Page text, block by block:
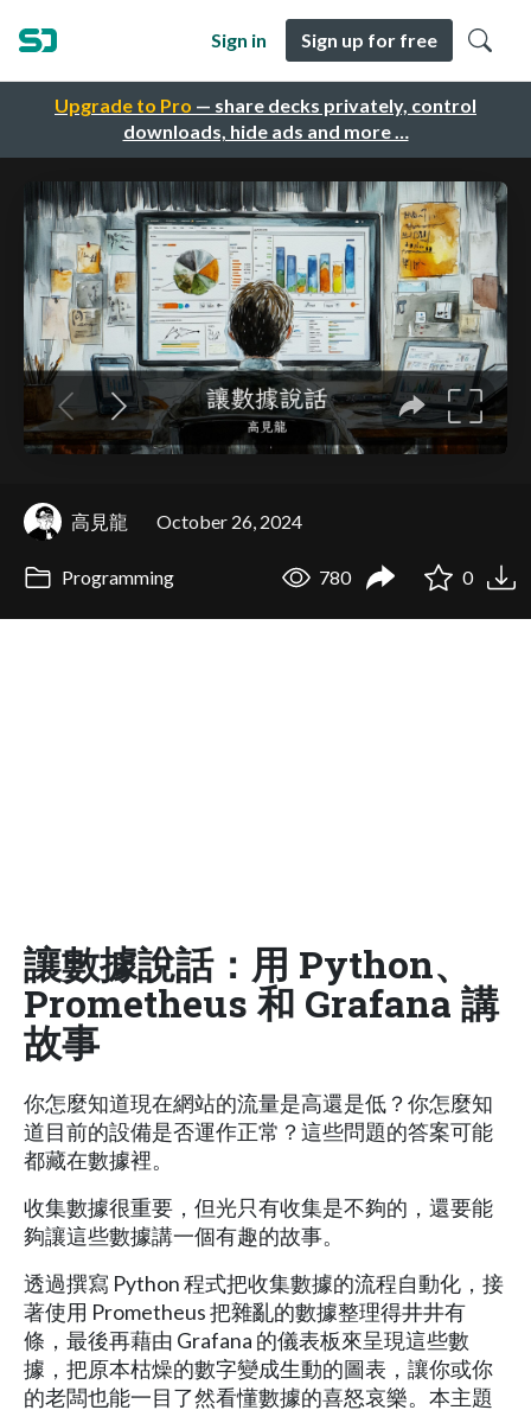
Upgrade to Pro — share decks privately, control
downloads, hide ads and more …
Sign in Sign up for free
高見龍 October 26, 2024
Programming 780 0
讓數據說話：用 Python、
Prometheus 和 Grafana 講
故事
你怎麼知道現在網站的流量是高還是低？你怎麼知
道目前的設備是否運作正常？這些問題的答案可能
都藏在數據裡。
收集數據很重要，但光只有收集是不夠的，還要能
夠讓這些數據講一個有趣的故事。
透過撰寫 Python 程式把收集數據的流程自動化，接
著使用 Prometheus 把雜亂的數據整理得井井有
條，最後再藉由 Grafana 的儀表板來呈現這些數
據，把原本枯燥的數字變成生動的圖表，讓你或你
的老闆也能一目了然看懂數據的喜怒哀樂。本主題